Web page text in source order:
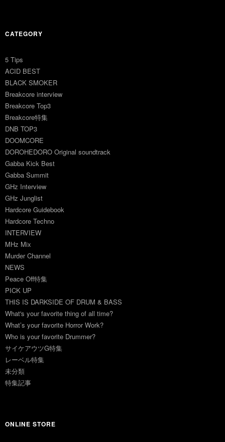
CATEGORY
5 Tips
ACID BEST
BLACK SMOKER
Breakcore interview
Breakcore Top3
Breakcore特集
DNB TOP3
DOOMCORE
DOROHEDORO Original soundtrack
Gabba Kick Best
Gabba Summit
GHz Interview
GHz Junglist
Hardcore Guidebook
Hardcore Techno
INTERVIEW
MHz Mix
Murder Channel
NEWS
Peace Off特集
PICK UP
THIS IS DARKSIDE OF DRUM & BASS
What's your favorite thing of all time?
What’s your favorite Horror Work?
Who is your favorite Drummer?
サイケアウツG特集
レーベル特集
未分類
特集記事
ONLINE STORE